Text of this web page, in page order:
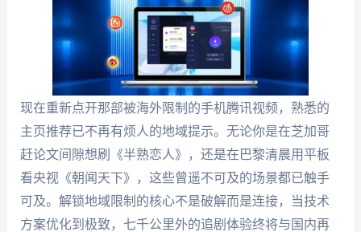
现在重新点开那部被海外限制的手机腾讯视频，熟悉的
主页推荐已不再有烦人的地域提示。无论你是在芝加哥
赶论文间隙想刷《半熟恋人》，还是在巴黎清晨用平板
看央视《朝闻天下》，这些曾遥不可及的场景都已触手
可及。解锁地域限制的核心不是破解而是连接，当技术
方案优化到极致，七千公里外的追剧体验终将与国内再